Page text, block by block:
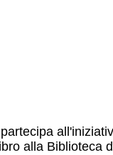
alla Biblioteca